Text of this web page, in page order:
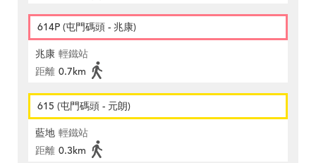
614P (屯門碼頭 - 兆康)
兆康 輕鐵站
距離 0.7km
615 (屯門碼頭 - 元朗)
藍地 輕鐵站
距離 0.3km